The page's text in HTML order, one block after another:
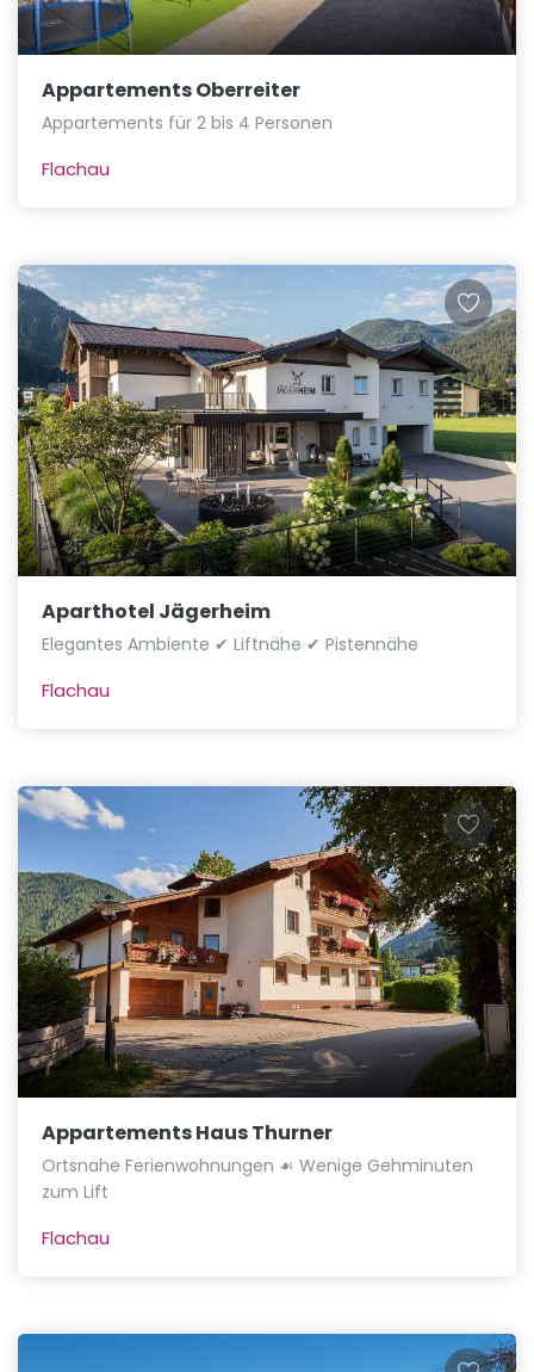
Appartements Oberreiter
Appartements für 2 bis 4 Personen
Flachau
Aparthotel Jägerheim
Elegantes Ambiente ✔ Liftnähe ✔ Pistennähe
Flachau
Appartements Haus Thurner
Ortsnahe Ferienwohnungen ☙ Wenige Gehminuten
zum Lift
Flachau